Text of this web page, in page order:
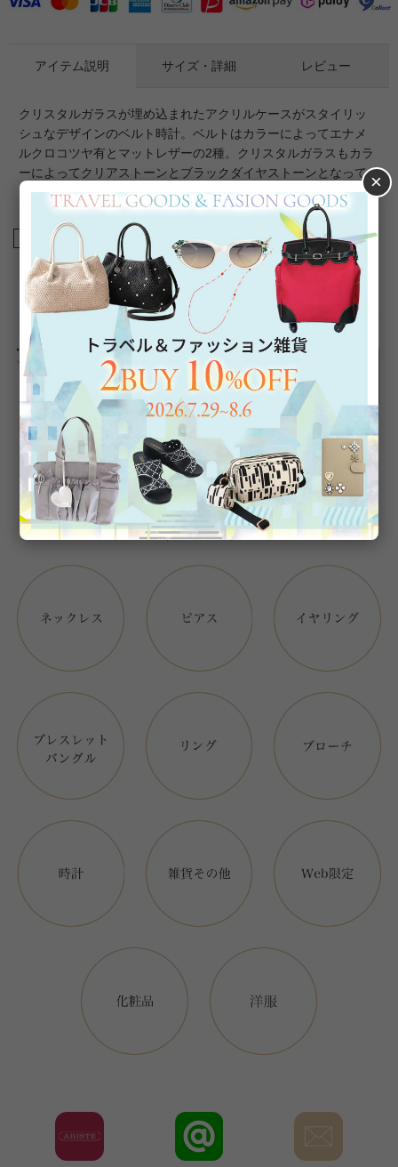
アイテム説明
クリスタルガラスが埋め込まれたアクリルケースがスタイリッ
シュなデザインのベルト時計。ベルトはカラーによってエナメ
ルクロコツヤ有とマットレザーの2種。クリスタルガラスもカラ
ーによってクリアストーンとブラックダイヤストーンとなって
おり、お好みでお選びいただけます。
サイズ・詳細 レビュー
商品番号 9230036
返品について
Category
アイテムカテゴリー
×